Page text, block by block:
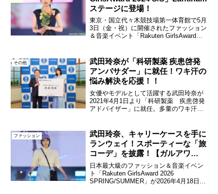
ステージに登場！
東京・国立代々木競技場第一体育館で5月
3日（金・祝）に開催されたファッション
＆音楽イベント「Rakuten GirlsAward
登場！武田玲奈「...
その他
武田玲奈が「科研製薬 疾患啓発
アンバサダー」に就任！ワキ汗の
悩み解決を応援！！
女優やモデルとして活躍する武田玲奈が
2021年4月1日より「科研製薬 疾患啓発
アドバイザー」に就任。多量のワキ汗で
る。清涼感のあるイメージで男女問わず
高い人気の武田玲奈が...
ファッション
武田玲奈、キャリーケースを手に
ランウェイ！スポーティーな「旅
コーデ」を披露！【ガルアワ
2026SS】
日本最大級のファッション＆音楽イベン
ト「Rakuten GirlsAward 2026
SPRING/SUMMER」が2026年4月18日